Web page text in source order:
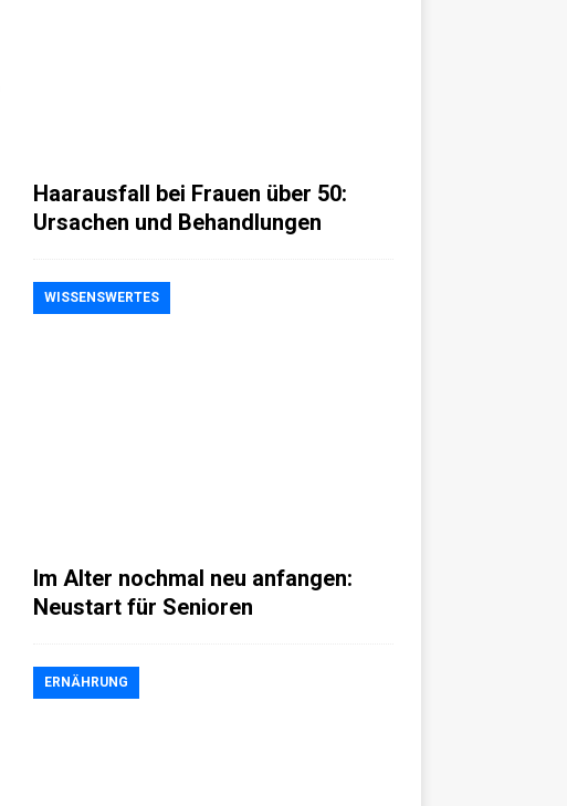
Haarausfall bei Frauen über 50:
Ursachen und Behandlungen
WISSENSWERTES
Im Alter nochmal neu anfangen:
Neustart für Senioren
ERNÄHRUNG